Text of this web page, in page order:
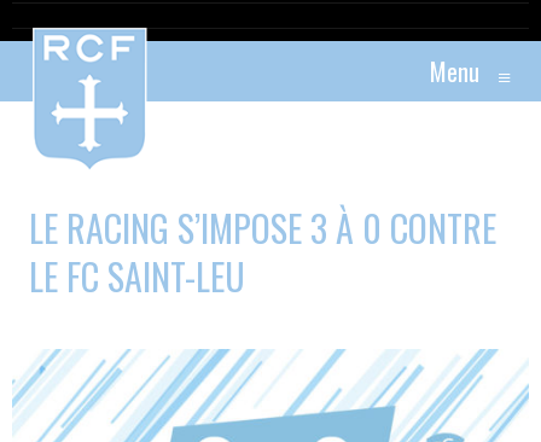
Menu ≡
LE RACING S’IMPOSE 3 À 0 CONTRE
LE FC SAINT-LEU